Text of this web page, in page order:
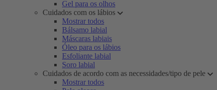
Gel para os olhos
Cuidados com os lábios
Mostrar todos
Bálsamo labial
Máscaras labiais
Óleo para os lábios
Esfoliante labial
Soro labial
Cuidados de acordo com as necessidades/tipo de pele
Mostrar todos